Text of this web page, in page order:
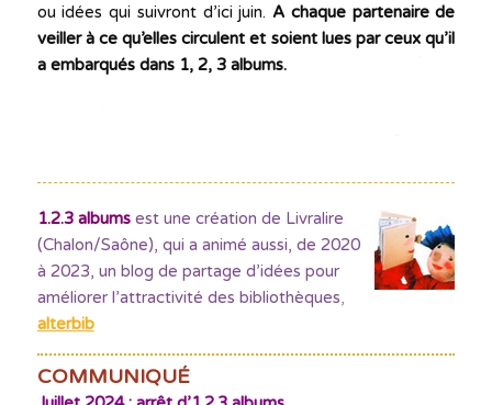
ou idées qui suivront d’ici juin.A chaque partenaire de
veiller à ce qu’elles circulent et soient lues par ceux qu’il
a embarqués dans 1, 2, 3 albums.
1.2.3 albumsest une création de Livralire
(Chalon/Saône), qui a animé aussi, de 2020
à 2023, un blog de partage d’idées pour
améliorer l’attractivité des bibliothèques,
alterbib
COMMUNIQUÉ